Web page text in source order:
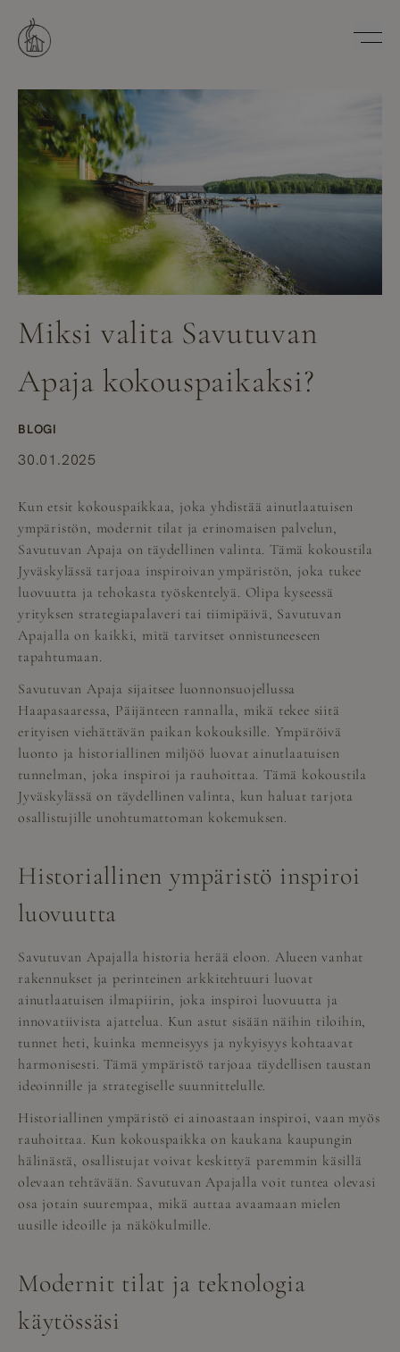
sisältöön
Miksi valita Savutuvan
Apaja kokouspaikaksi?
BLOGI
30.01.2025
Kun etsit kokouspaikkaa, joka yhdistää ainutlaatuisen
ympäristön, modernit tilat ja erinomaisen palvelun,
Savutuvan Apaja on täydellinen valinta. Tämä kokoustila
Jyväskylässä tarjoaa inspiroivan ympäristön, joka tukee
luovuutta ja tehokasta työskentelyä. Olipa kyseessä
yrityksen strategiapalaveri tai tiimipäivä, Savutuvan
Apajalla on kaikki, mitä tarvitset onnistuneeseen
tapahtumaan.
Savutuvan Apaja sijaitsee luonnonsuojellussa
Haapasaaressa, Päijänteen rannalla, mikä tekee siitä
erityisen viehättävän paikan kokouksille. Ympäröivä
luonto ja historiallinen miljöö luovat ainutlaatuisen
tunnelman, joka inspiroi ja rauhoittaa. Tämä kokoustila
Jyväskylässä on täydellinen valinta, kun haluat tarjota
osallistujille unohtumattoman kokemuksen.
Historiallinen ympäristö inspiroi
luovuutta
Savutuvan Apajalla historia herää eloon. Alueen vanhat
rakennukset ja perinteinen arkkitehtuuri luovat
ainutlaatuisen ilmapiirin, joka inspiroi luovuutta ja
innovatiivista ajattelua. Kun astut sisään näihin tiloihin,
tunnet heti, kuinka menneisyys ja nykyisyys kohtaavat
harmonisesti. Tämä ympäristö tarjoaa täydellisen taustan
ideoinnille ja strategiselle suunnittelulle.
Historiallinen ympäristö ei ainoastaan inspiroi, vaan myös
rauhoittaa. Kun kokouspaikka on kaukana kaupungin
hälinästä, osallistujat voivat keskittyä paremmin käsillä
olevaan tehtävään. Savutuvan Apajalla voit tuntea olevasi
osa jotain suurempaa, mikä auttaa avaamaan mielen
uusille ideoille ja näkökulmille.
Modernit tilat ja teknologia
käytössäsi